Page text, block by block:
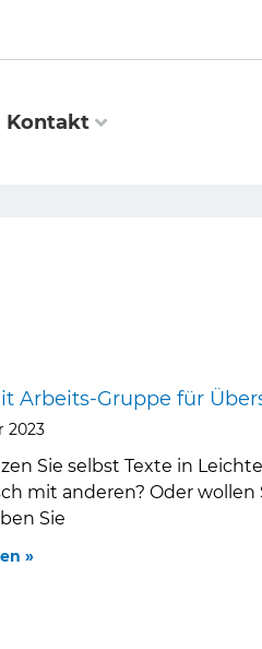
Kontakt
Arbeits-Gruppe für
2023
Sie selbst Texte in
mit anderen? Oder
Sie
»
SeiteSeiteSeiteSeiteSeite